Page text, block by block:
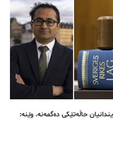
حاڵەتێکی دەگمەنە. وێنە: